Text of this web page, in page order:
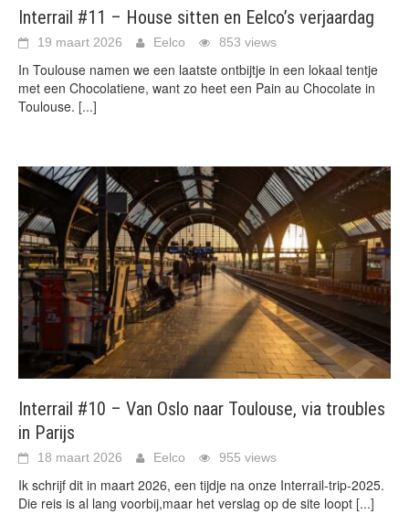
Interrail #11 – House sitten en Eelco’s verjaardag
19 maart 2026 Eelco 853 views
In Toulouse namen we een laatste ontbijtje in een lokaal tentje
met een Chocolatiene, want zo heet een Pain au Chocolate in
Toulouse. [...]
Interrail #10 – Van Oslo naar Toulouse, via troubles
in Parijs
18 maart 2026 Eelco 955 views
Ik schrijf dit in maart 2026, een tijdje na onze Interrail-trip-2025.
Die reis is al lang voorbij,maar het verslag op de site loopt [...]